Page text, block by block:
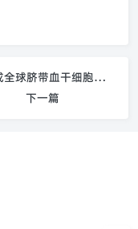
我国成全球脐带血干细胞存储数量最多国家
下一篇